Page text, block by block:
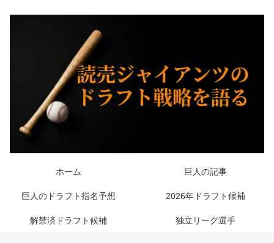
ホーム 巨人の記事
巨人のドラフト指名予想 2026年ドラフト候補
解禁済ドラフト候補 独立リーグ選手